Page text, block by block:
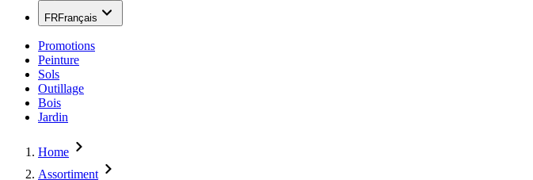
FRFrançais
Promotions
Peinture
Sols
Outillage
Bois
Jardin
Home
Assortiment